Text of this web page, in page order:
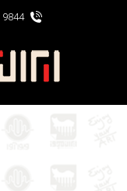
9844 2842 021